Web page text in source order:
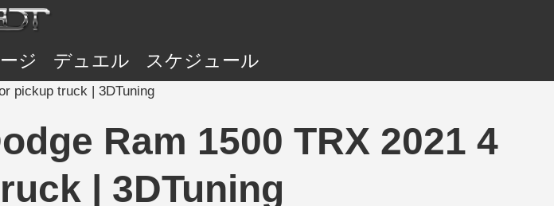
ジ デュエル スケジュール
pickup truck | 3DTuning
Ram 1500 TRX 2021 4
| 3DTuning